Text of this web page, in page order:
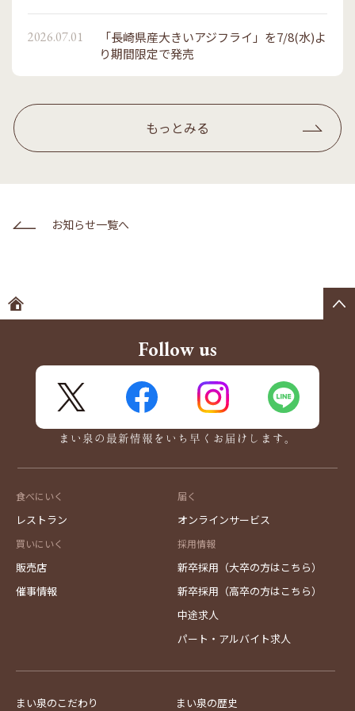
2026.07.01
「長崎県産大きいアジフライ」を7/8(水)よ
り期間限定で発売
もっとみる
お知らせ一覧へ
Follow us
FaceBook Instagram
まい泉の最新情報をいち早くお届けします。
食べにいく
レストラン
買いにいく
販売店
催事情報
届く
オンラインサービス
採用情報
新卒採用（大卒の方はこちら）
新卒採用（高卒の方はこちら）
中途求人
パート・アルバイト求人
まい泉のこだわり まい泉の歴史